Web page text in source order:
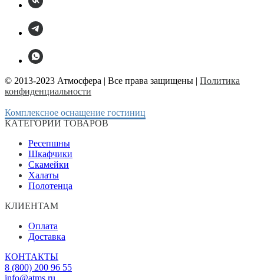
© 2013-2023 Атмосфера | Все права защищены | Политика
конфиденциальности
Комплексное оснащение гостиниц
КАТЕГОРИИ ТОВАРОВ
Ресепшны
Шкафчики
Скамейки
Халаты
Полотенца
КЛИЕНТАМ
Оплата
Доставка
КОНТАКТЫ
8 (800) 200 96 55
info@atms.ru